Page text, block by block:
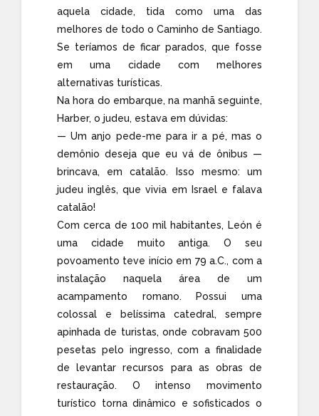
aquela cidade, tida como uma das
melhores de todo o Caminho de Santiago.
Se teríamos de ficar parados, que fosse
em uma cidade com melhores
alternativas turísticas.
Na hora do embarque, na manhã seguinte,
Harber, o judeu, estava em dúvidas:
— Um anjo pede-me para ir a pé, mas o
demônio deseja que eu vá de ônibus —
brincava, em catalão. Isso mesmo: um
judeu inglês, que vivia em Israel e falava
catalão!
Com cerca de 100 mil habitantes, León é
uma cidade muito antiga. O seu
povoamento teve início em 79 a.C., com a
instalação naquela área de um
acampamento romano. Possui uma
colossal e belíssima catedral, sempre
apinhada de turistas, onde cobravam 500
pesetas pelo ingresso, com a finalidade
de levantar recursos para as obras de
restauração. O intenso movimento
turístico torna dinâmico e sofisticados o